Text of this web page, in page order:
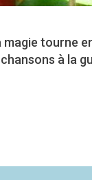
tourne
à la